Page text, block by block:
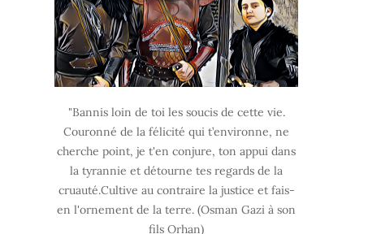
"Bannis loin de toi les soucis de cette vie.
Couronné de la félicité qui t’environne, ne
cherche point, je t'en conjure, ton appui dans
la tyrannie et détourne tes regards de la
cruauté.Cultive au contraire la justice et fais-
en l'ornement de la terre. (Osman Gazi à son
fils Orhan)